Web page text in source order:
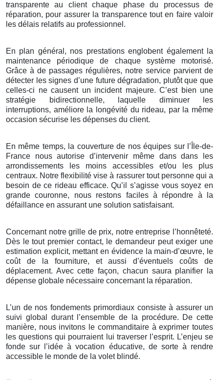
transparente au client chaque phase du processus de
réparation, pour assurer la transparence tout en faire valoir
les délais relatifs au professionnel.
En plan général, nos prestations englobent également la
maintenance périodique de chaque système motorisé.
Grâce à de passages régulières, notre service parvient de
détecter les signes d’une future dégradation, plutôt que que
celles-ci ne causent un incident majeure. C’est bien une
stratégie bidirectionnelle, laquelle diminuer les
interruptions, améliore la longévité du rideau, par la même
occasion sécurise les dépenses du client.
En même temps, la couverture de nos équipes sur l’Île-de-
France nous autorise d’intervenir même dans dans les
arrondissements les moins accessibles et/ou les plus
centraux. Notre flexibilité vise à rassurer tout personne qui a
besoin de ce rideau efficace. Qu’il s’agisse vous soyez en
grande couronne, nous restons faciles à répondre à la
défaillance en assurant une solution satisfaisant.
Concernant notre grille de prix, notre entreprise l’honnêteté.
Dès le tout premier contact, le demandeur peut exiger une
estimation explicit, mettant en évidence la main-d’œuvre, le
coût de la fourniture, et aussi d’éventuels coûts de
déplacement. Avec cette façon, chacun saura planifier la
dépense globale nécessaire concernant la réparation.
L’un de nos fondements primordiaux consiste à assurer un
suivi global durant l’ensemble de la procédure. De cette
manière, nous invitons le commanditaire à exprimer toutes
les questions qui pourraient lui traverser l’esprit. L’enjeu se
fonde sur l’idée à vocation éducative, de sorte à rendre
accessible le monde de la volet blindé.